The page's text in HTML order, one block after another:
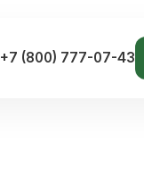
+7 (800) 777-07-43